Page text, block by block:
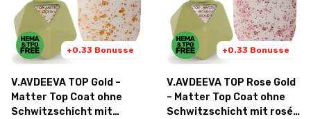
+0.33 Bonusse
V.AVDEEVA TOP Gold –
Matter Top Coat ohne
Schwitzschicht mit
+0.33 Bonusse
V.AVDEEVA TOP Rose Gold
– Matter Top Coat ohne
Schwitzschicht mit rosé-